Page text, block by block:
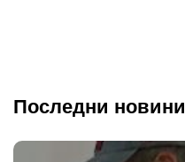
Последни новини